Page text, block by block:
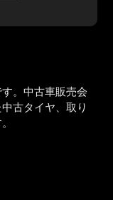
。中古車販売会
古タイヤ、取り